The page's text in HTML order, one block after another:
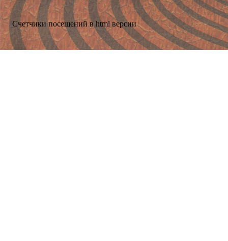
Счетчики посещений в html версии